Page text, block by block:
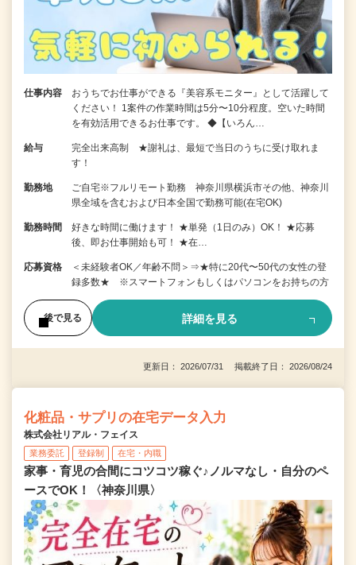
仕事内容
おうちでお仕事ができる『美容系モニター』として活躍して
ください！ 1案件の作業時間は5分〜10分程度。空いた時間
を有効活用できるお仕事です。 ◆【いろん…
給与
完全出来高制 ★謝礼は、最短で当日のうちに受け取れま
す！
勤務地
ご自宅※フルリモート勤務 神奈川県横浜市その他、神奈川
県全域を含むおよび日本全国で勤務可能(在宅OK)
勤務時間
好きな時間に働けます！ ★単発（1日のみ）OK！ ★応募
後、即お仕事開始も可！ ★在…
応募資格
＜未経験者OK／年齢不問＞⇒★特に20代〜50代の女性の登
録多数★ ※スマートフォンもしくはパソコンをお持ちの方
後で見る 詳細を見る
更新日： 2026/07/31 掲載終了日： 2026/08/24
化粧品・サプリの在宅データ入力
株式会社リアル・フェイス
業務委託 登録制 在宅・内職
家事・育児の合間にコツコツ稼ぐ♪ノルマなし・自分のペ
ースでOK！〈神奈川県〉